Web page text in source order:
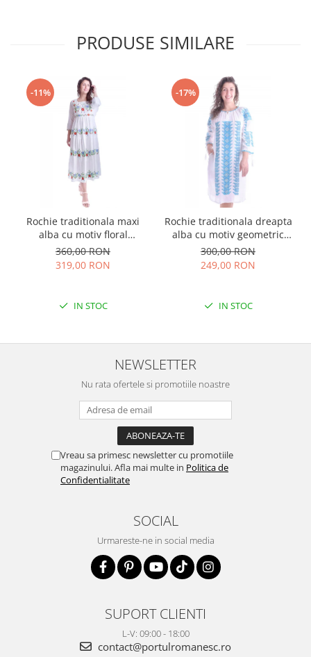
PRODUSE SIMILARE
-11%
Rochie traditionala maxi
alba cu motiv floral
multicolor Sanziana
360,00 RON
319,00 RON
IN STOC
-17%
Rochie traditionala dreapta
alba cu motiv geometric
albastru Tania
300,00 RON
249,00 RON
IN STOC
NEWSLETTER
Nu rata ofertele si promotiile noastre
Vreau sa primesc newsletter cu promotiile
magazinului. Afla mai multe in Politica de
Confidentialitate
SOCIAL
Urmareste-ne in social media
SUPORT CLIENTI
L-V: 09:00 - 18:00
contact@portulromanesc.ro